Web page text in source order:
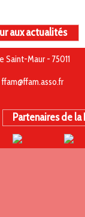
aux actualités
Saint-Maur - 75011
ffam@ffam.asso.fr
Partenaires de la